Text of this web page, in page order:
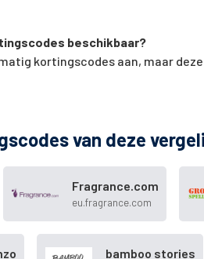
beschikbaar?
kortingscodes aan, maar
van deze
Fragrance.com
eu.fragrance.com
bamboo stories